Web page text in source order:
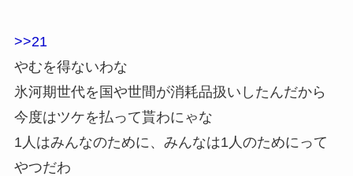
>>21
やむを得ないわな
氷河期世代を国や世間が消耗品扱いしたんだから
今度はツケを払って貰わにゃな
1人はみんなのために、みんなは1人のためにって
やつだわ